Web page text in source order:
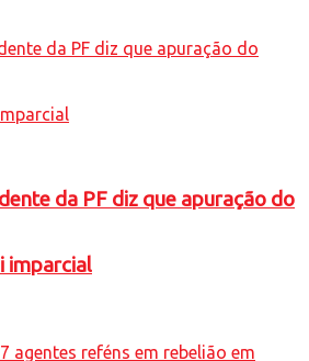
da PF diz que apuração do
imparcial